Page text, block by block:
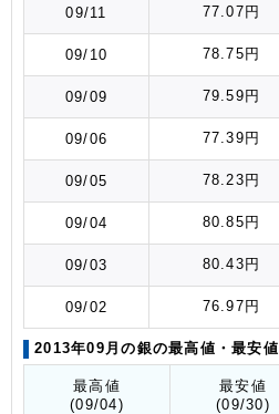
09/11 77.07円
09/10 78.75円
09/09 79.59円
09/06 77.39円
09/05 78.23円
09/04 80.85円
09/03 80.43円
09/02 76.97円
2013年09月の銀の最高値 ・最安値
最高値
(09/04)
最安値
(09/30)